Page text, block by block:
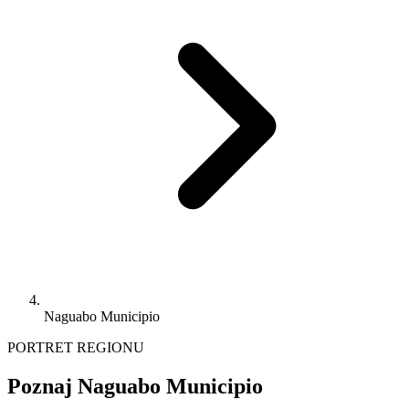
Naguabo Municipio
PORTRET REGIONU
Poznaj Naguabo Municipio